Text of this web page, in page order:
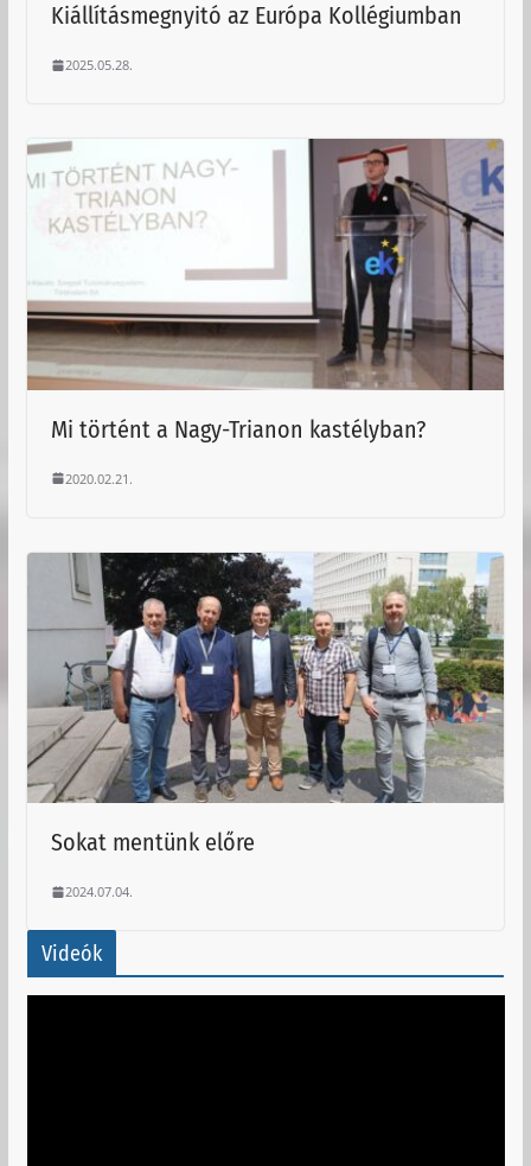
Kiállításmegnyitó az Európa Kollégiumban
2025.05.28.
Mi történt a Nagy-Trianon kastélyban?
2020.02.21.
Sokat mentünk előre
2024.07.04.
Videók